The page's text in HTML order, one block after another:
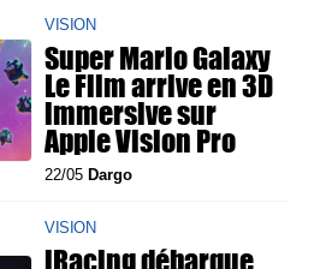
VISION
Super Mario Galaxy
Le Film arrive en 3D
immersive sur
Apple Vision Pro
22/05 Dargo
VISION